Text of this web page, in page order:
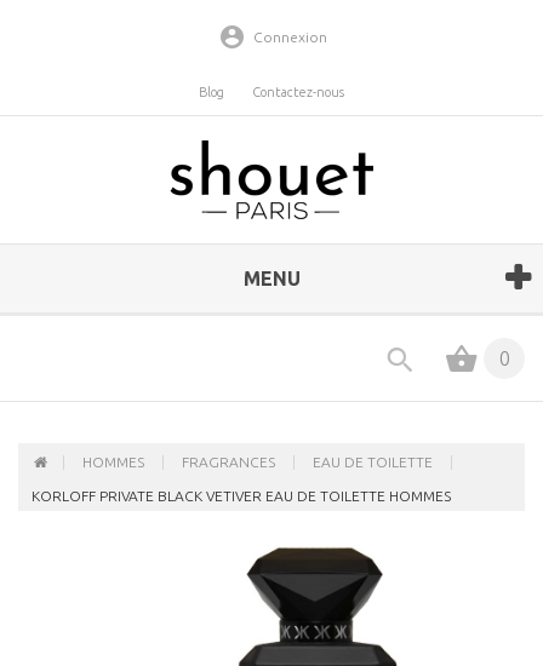
Connexion
Blog Contactez-nous
MENU
0
HOMMES FRAGRANCES EAU DE TOILETTE
KORLOFF PRIVATE BLACK VETIVER EAU DE TOILETTE HOMMES